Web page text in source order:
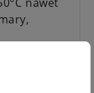
gazo-